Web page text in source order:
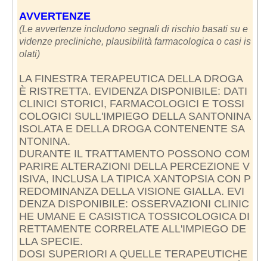
AVVERTENZE
(Le avvertenze includono segnali di rischio basati su e
videnze precliniche, plausibilità farmacologica o casi is
olati)
LA FINESTRA TERAPEUTICA DELLA DROGA
È RISTRETTA. EVIDENZA DISPONIBILE: DATI
CLINICI STORICI, FARMACOLOGICI E TOSSI
COLOGICI SULL'IMPIEGO DELLA SANTONINA
ISOLATA E DELLA DROGA CONTENENTE SA
NTONINA.
DURANTE IL TRATTAMENTO POSSONO COM
PARIRE ALTERAZIONI DELLA PERCEZIONE V
ISIVA, INCLUSA LA TIPICA XANTOPSIA CON P
REDOMINANZA DELLA VISIONE GIALLA. EVI
DENZA DISPONIBILE: OSSERVAZIONI CLINIC
HE UMANE E CASISTICA TOSSICOLOGICA DI
RETTAMENTE CORRELATE ALL'IMPIEGO DE
LLA SPECIE.
DOSI SUPERIORI A QUELLE TERAPEUTICHE